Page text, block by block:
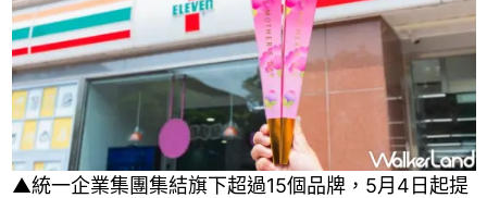
▲統一企業集團集結旗下超過15個品牌，5月4日起提